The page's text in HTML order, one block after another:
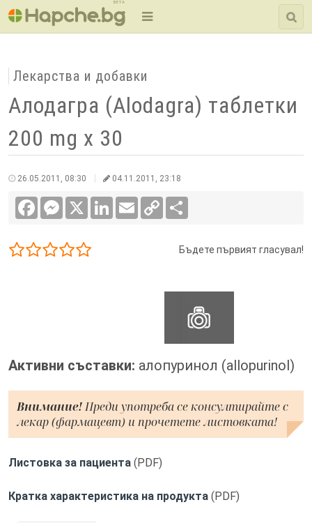
BETA
Лекарства и добавки
Алодагра (Alodagra) таблетки
200 mg x 30
26.05.2011, 08:30 04.11.2011, 23:18
FacebookMessenger LinkedInEmail
Copy
Link
1/52/53/54/55/5 Бъдете първият гласувал!
Активни съставки: алопуринол (allopurinol)
Внимание!Преди употреба се консултирайте с
лекар (фармацевт) и прочетете листовката!
Листовка за пациента (PDF)
Кратка характеристика на продукта (PDF)